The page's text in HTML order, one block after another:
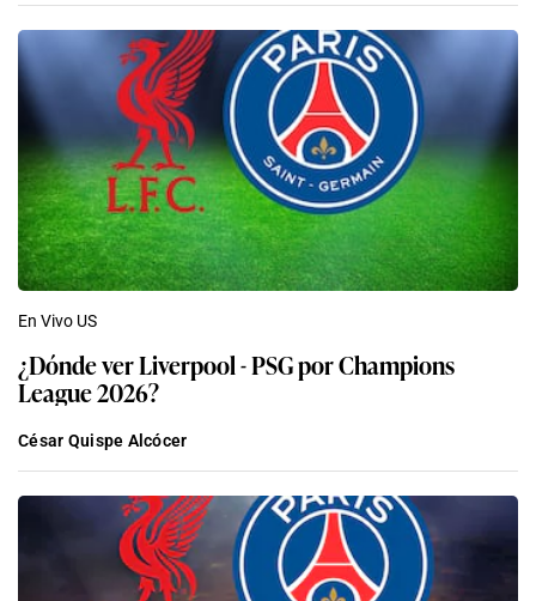
En Vivo US
¿Dónde ver Liverpool - PSG por Champions
League 2026?
César Quispe Alcócer